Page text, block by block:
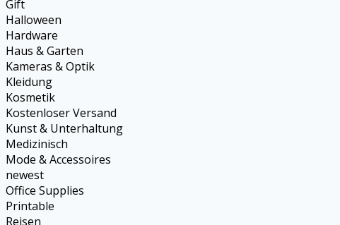
Gift
Halloween
Hardware
Haus & Garten
Kameras & Optik
Kleidung
Kosmetik
Kostenloser Versand
Kunst & Unterhaltung
Medizinisch
Mode & Accessoires
newest
Office Supplies
Printable
Reisen